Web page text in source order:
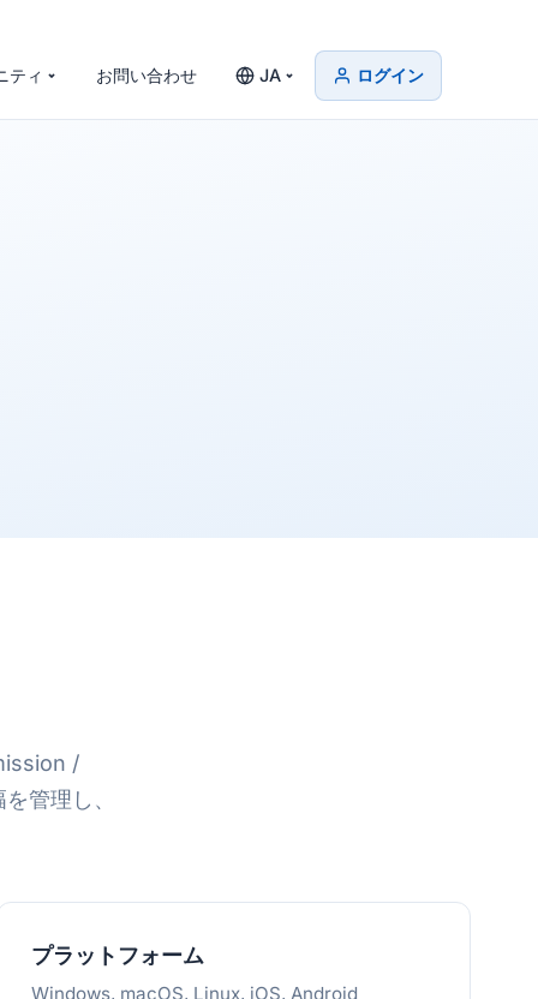
ティ お問い合わせ JA ログイン
/
管理し、
プラットフォーム
Windows, macOS, Linux, iOS, Android